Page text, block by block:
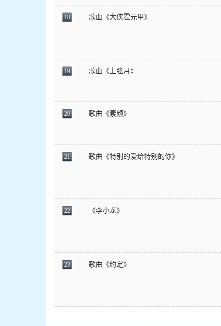
18 歌曲《大侠霍元甲》
19 歌曲《上弦月》
20 歌曲《素颜》
21 歌曲《特别的爱给特别的你》
22 《李小龙》
23 歌曲《约定》